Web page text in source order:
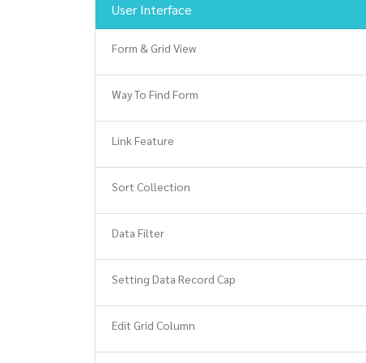
User Interface
Form & Grid View
Way To Find Form
Link Feature
Sort Collection
Data Filter
Setting Data Record Cap
Edit Grid Column